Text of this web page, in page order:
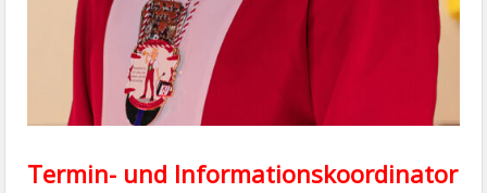
Termin- und Informationskoordinator